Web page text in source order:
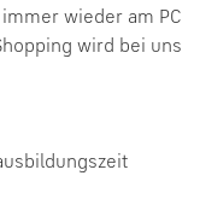
wieder am PC
wird bei uns